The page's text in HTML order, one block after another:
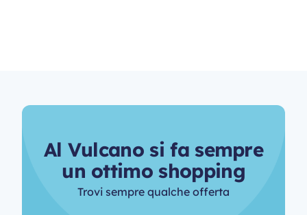
Al Vulcano si fa sempre
un ottimo shopping
Trovi sempre qualche offerta